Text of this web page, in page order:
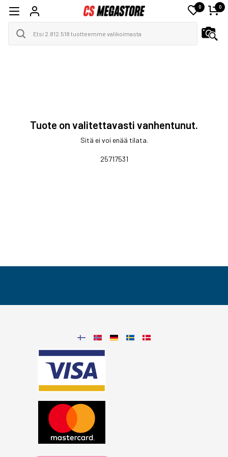
0 0
Tuote on valitettavasti vanhentunut.
Sitä ei voi enää tilata.
25717531